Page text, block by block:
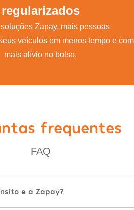
regularizados
Zapay, mais pessoas
veículos em menos tempo e com
mais alívio no bolso.
frequentes
FAQ
e a Zapay?